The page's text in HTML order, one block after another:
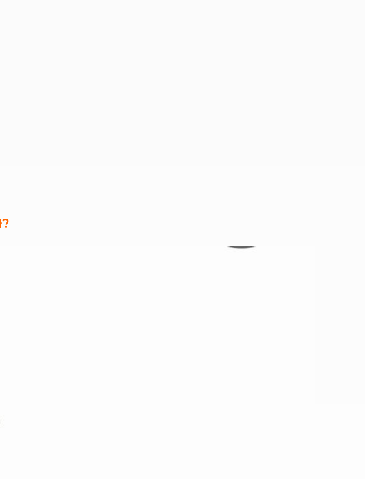
?